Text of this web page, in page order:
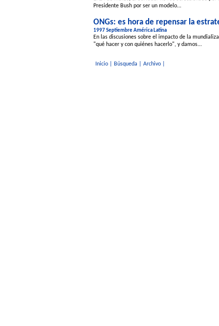
Presidente Bush por ser un modelo...
ONGs: es hora de repensar la
1997 Septiembre América Latina
En las discusiones sobre el impacto de la
"qué hacer y con quiénes hacerlo", y damos...
Inicio| Búsqueda Archivo|